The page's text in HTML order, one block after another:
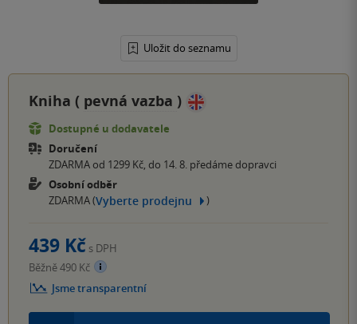
Uložit do seznamu
Kniha ( pevná vazba )
Dostupné u dodavatele
Doručení
ZDARMA od 1299 Kč, do 14. 8. předáme dopravci
Osobní odběr
ZDARMA (Vyberte prodejnu )
439 Kč s DPH
Běžně 490 Kč
Jsme transparentní